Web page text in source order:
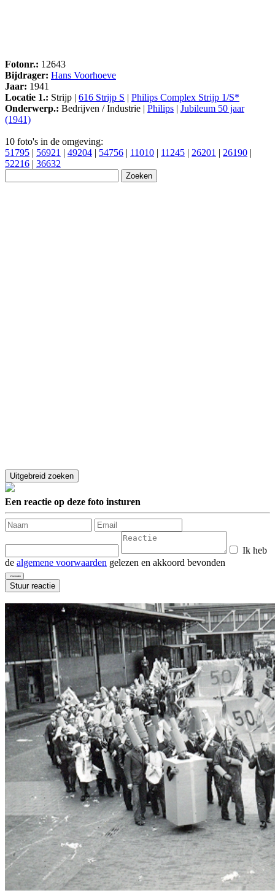
Fotonr.: 12643
Bijdrager: Hans Voorhoeve
Jaar: 1941
Locatie 1.: Strijp | 616 Strijp S | Philips Complex Strijp 1/S*
Onderwerp.: Bedrijven / Industrie | Philips | Jubileum 50 jaar
(1941)
10 foto's in de omgeving:
51795 | 56921 | 49204 | 54756 | 11010 | 11245 | 26201 | 26190 |
52216 | 36632
Een reactie op deze foto insturen
Ik heb
de algemene voorwaarden gelezen en akkoord bevonden